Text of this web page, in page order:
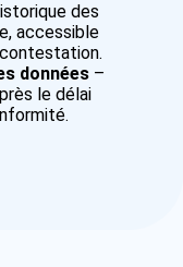
des
accessible
données –
le délai